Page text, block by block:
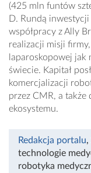
(425 mln funtów
D. Rundą
współpracy z Ally
realizacji misji
laparoskopowej jak
świecie. Kapitał
komercjalizacji
przez CMR, a
ekosystemu.
Redakcja portalu,
technologie
robotyka